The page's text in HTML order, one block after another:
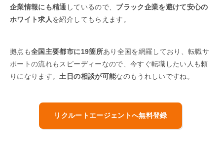
企業情報にも精通 しているので、 ブラック企業を避けて安心の
ホワイト求人を紹介してもらえます。
拠点も全国主要都市に19箇所あり全国を網羅しており、転職サ
ポートの流れもスピーディーなので、今すぐ転職したい人も頼
りになります。土日の相談が可能なのもうれしいですね。
リクルートエージェントへ無料登録